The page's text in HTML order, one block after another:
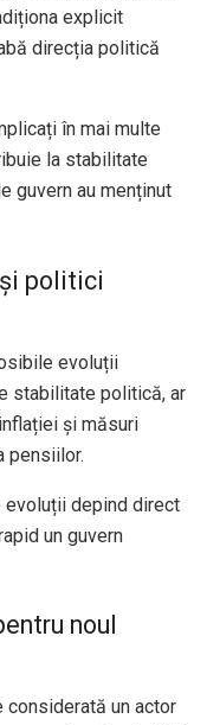
explicit
direcția politică
în mai multe
la stabilitate
guvern au menținut
politici
evoluții
stabilitate politică, ar
și măsuri
pensiilor.
evoluții depind direct
un guvern
noul
considerată un actor